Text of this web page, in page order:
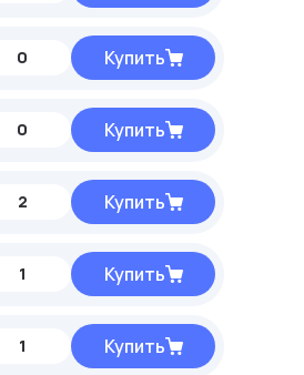
0 Купить
0 Купить
2 Купить
1 Купить
1 Купить